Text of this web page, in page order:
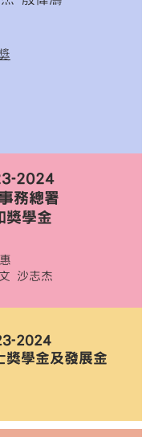
2024
務總署
獎學金
沙志杰
2024
獎學金及發展金